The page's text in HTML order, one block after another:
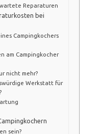
Reparaturen
bei
Campingkochers
am Campingkocher
nicht mehr?
Werkstatt für
sein?